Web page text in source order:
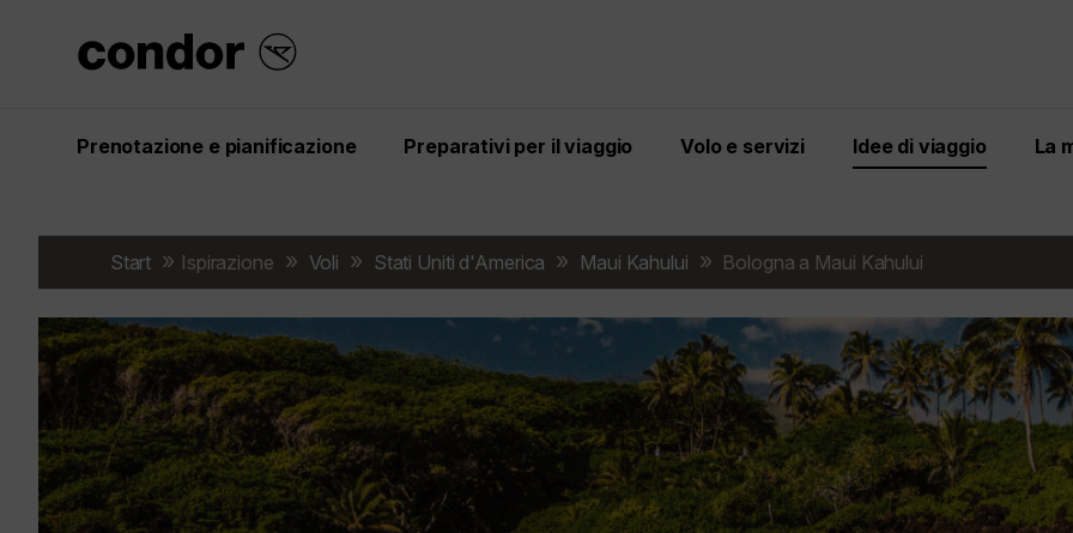
Prenotazione e pianificazione Preparativi per il viaggio Volo e servizi Idee di viaggio La
Start Ispirazione Voli Stati Uniti d'America Maui Kahului Bologna a Maui Kahului